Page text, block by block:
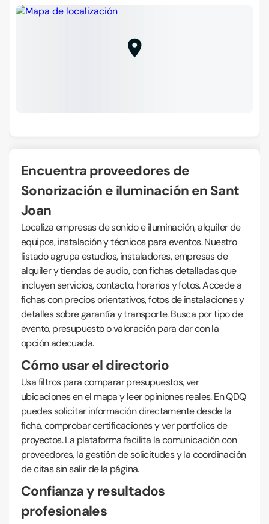
Encuentra proveedores de
Sonorización e iluminación en Sant
Joan
Localiza empresas de sonido e iluminación, alquiler de
equipos, instalación y técnicos para eventos. Nuestro
listado agrupa estudios, instaladores, empresas de
alquiler y tiendas de audio, con fichas detalladas que
incluyen servicios, contacto, horarios y fotos. Accede a
fichas con precios orientativos, fotos de instalaciones y
detalles sobre garantía y transporte. Busca por tipo de
evento, presupuesto o valoración para dar con la
opción adecuada.
Cómo usar el directorio
Usa filtros para comparar presupuestos, ver
ubicaciones en el mapa y leer opiniones reales. En QDQ
puedes solicitar información directamente desde la
ficha, comprobar certificaciones y ver portfolios de
proyectos. La plataforma facilita la comunicación con
proveedores, la gestión de solicitudes y la coordinación
de citas sin salir de la página.
Confianza y resultados
profesionales